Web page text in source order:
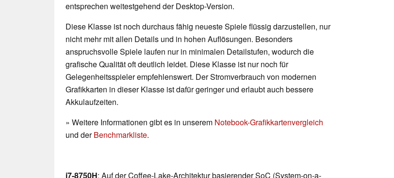
entsprechen weitestgehend der Desktop-Version.
Diese Klasse ist noch durchaus fähig neueste Spiele flüssig darzustellen, nur
nicht mehr mit allen Details und in hohen Auflösungen. Besonders
anspruchsvolle Spiele laufen nur in minimalen Detailstufen, wodurch die
grafische Qualität oft deutlich leidet. Diese Klasse ist nur noch für
Gelegenheitsspieler empfehlenswert. Der Stromverbrauch von modernen
Grafikkarten in dieser Klasse ist dafür geringer und erlaubt auch bessere
Akkulaufzeiten.
» Weitere Informationen gibt es in unserem Notebook-Grafikkartenvergleich
und derBenchmarkliste.
i7-8750H: Auf der Coffee-Lake-Architektur basierender SoC (System-on-a-